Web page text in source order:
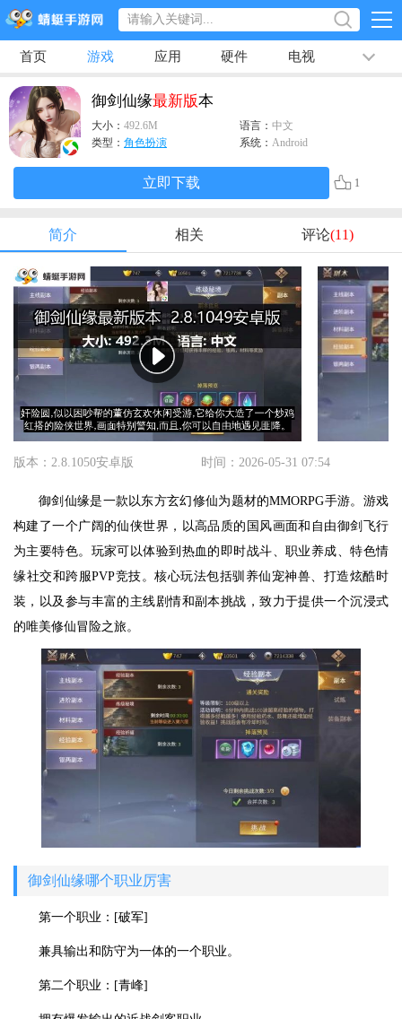
首页 游戏 应用 硬件 电视 排行榜
专题
御剑仙缘最新版本
大小： 492.6M 语言： 中文
类型： 角色扮演 系统： Android
立即下载 1
简介 相关 评论(11)
版本：2.8.1050安卓版 时间：2026-05-31 07:54
御剑仙缘是一款以东方玄幻修仙为题材的MMORPG手游。游戏
构建了一个广阔的仙侠世界，以高品质的国风画面和自由御剑飞行
为主要特色。玩家可以体验到热血的即时战斗、职业养成、特色情
缘社交和跨服PVP竞技。核心玩法包括驯养仙宠神兽、打造炫酷时
装，以及参与丰富的主线剧情和副本挑战，致力于提供一个沉浸式
的唯美修仙冒险之旅。
御剑仙缘哪个职业厉害
第一个职业：[破军]
兼具输出和防守为一体的一个职业。
第二个职业：[青峰]